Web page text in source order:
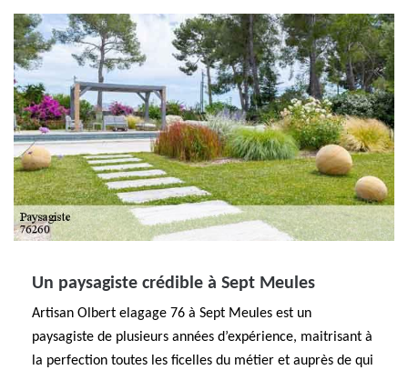
Un paysagiste crédible à Sept Meules
Artisan Olbert elagage 76 à Sept Meules est un
paysagiste de plusieurs années d’expérience, maitrisant à
la perfection toutes les ficelles du métier et auprès de qui